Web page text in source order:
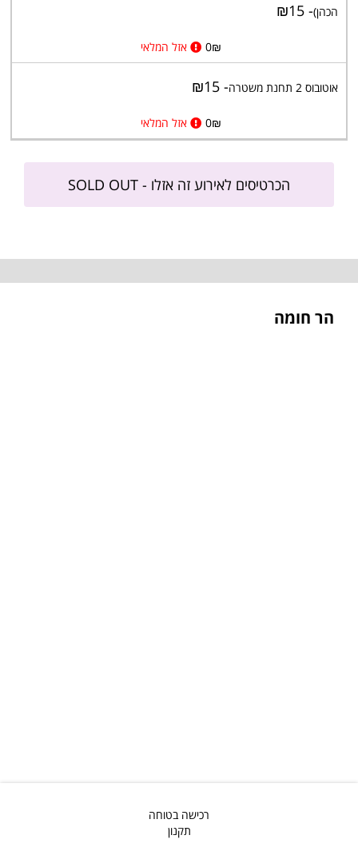
הכהן)- ₪15
₪
0 אזל המלאי
אוטובוס 2 תחנת משטרה - ₪15
₪
0 אזל המלאי
הכרטיסים לאירוע זה אזלו - SOLD OUT
הר חומה
רכישה בטוחה
תקנון